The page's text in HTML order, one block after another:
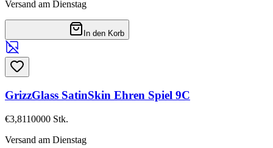
Versand am Dienstag
In den Korb
GrizzGlass SatinSkin Ehren Spiel 9C
€3,8110000 Stk.
Versand am Dienstag